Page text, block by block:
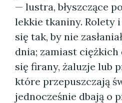
— lustra, błyszczące
lekkie tkaniny. Rolety
się tak, by nie
dnia; zamiast
się firany, żaluzje lub
które przepuszczają
jednocześnie dbają o